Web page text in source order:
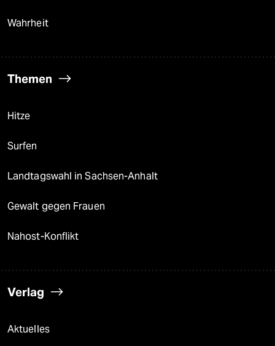
Wahrheit
Themen
Hitze
Surfen
Landtagswahl in Sachsen-Anhalt
Gewalt gegen Frauen
Nahost-Konflikt
Verlag
Aktuelles